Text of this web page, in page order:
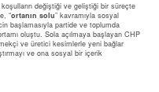
değiştiği ve geliştiği bir süreçte
“ortanın solu” kavramıyla sosyal
başlamasıyla partide ve toplumda
oluştu. Sola açılmaya başlayan CHP
ve üretici kesimlerle yeni bağlar
ve ona sosyal bir içerik